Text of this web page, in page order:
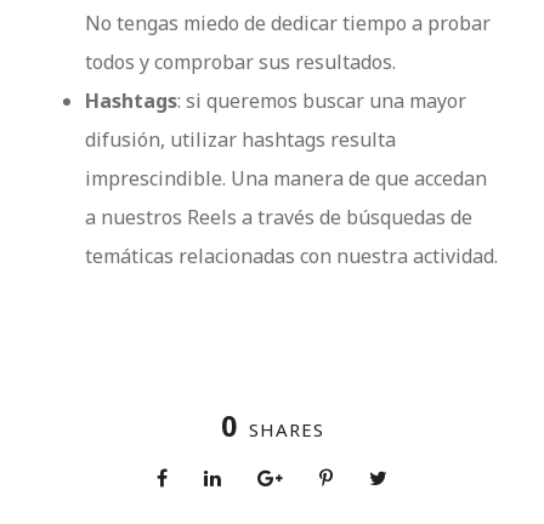
No tengas miedo de dedicar tiempo a probar
todos y comprobar sus resultados.
Hashtags: si queremos buscar una mayor
difusión, utilizar hashtags resulta
imprescindible. Una manera de que accedan
a nuestros Reels a través de búsquedas de
temáticas relacionadas con nuestra actividad.
0 SHARES